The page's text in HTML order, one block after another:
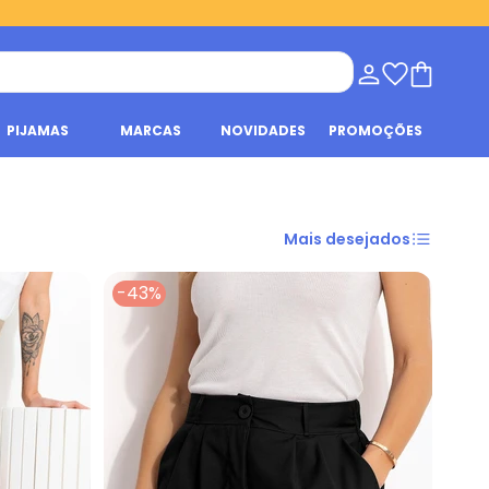
PIJAMAS MARCAS NOVIDADES PROMOÇÕES
Mais desejados
-43%